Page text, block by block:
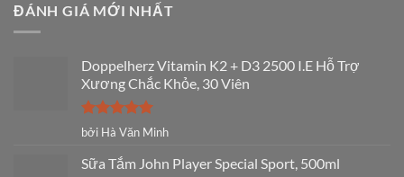
ĐÁNH GIÁ MỚI NHẤT
Doppelherz Vitamin K2 + D3 2500 I.E Hỗ Trợ
Xương Chắc Khỏe, 30 Viên
Được xếp
sao
bởi Hà Văn Minh
Sữa Tắm John Player Special Sport, 500ml